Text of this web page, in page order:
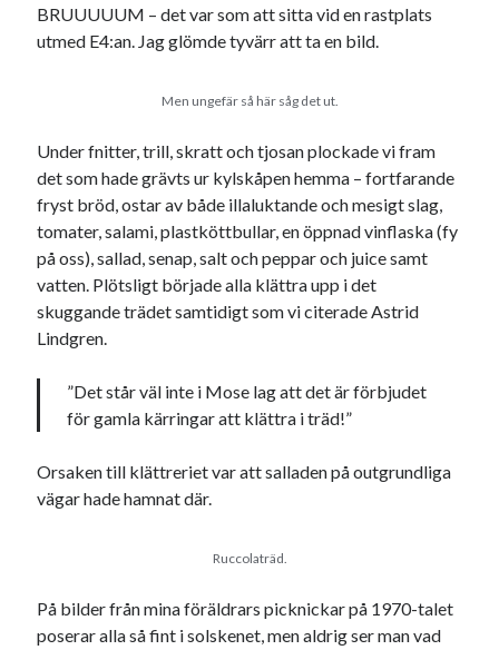
BRUUUUUM – det var som att sitta vid en rastplats
utmed E4:an. Jag glömde tyvärr att ta en bild.
Men ungefär så här såg det ut.
Under fnitter, trill, skratt och tjosan plockade vi fram
det som hade grävts ur kylskåpen hemma – fortfarande
fryst bröd, ostar av både illaluktande och mesigt slag,
tomater, salami, plastköttbullar, en öppnad vinflaska (fy
på oss), sallad, senap, salt och peppar och juice samt
vatten. Plötsligt började alla klättra upp i det
skuggande trädet samtidigt som vi citerade Astrid
Lindgren.
”Det står väl inte i Mose lag att det är förbjudet
för gamla kärringar att klättra i träd!”
Orsaken till klättreriet var att salladen på outgrundliga
vägar hade hamnat där.
Ruccolaträd.
På bilder från mina föräldrars picknickar på 1970-talet
poserar alla så fint i solskenet, men aldrig ser man vad